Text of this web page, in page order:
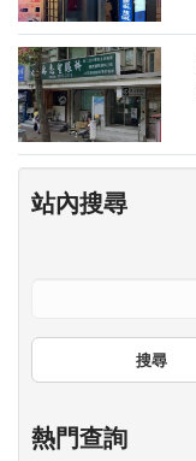
站內搜尋
搜尋
熱門查詢